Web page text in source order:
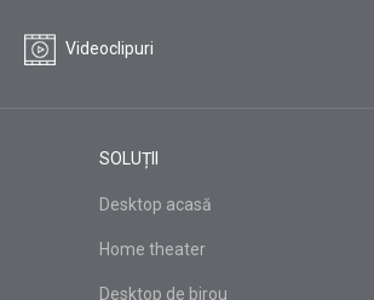
Videoclipuri
SOLUȚII
Desktop acasă
Home theater
Desktop de birou